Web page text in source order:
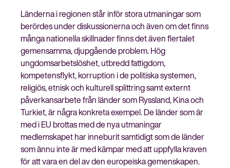
Länderna i regionen står inför stora utmaningar som
berördes under diskussionerna och även om det finns
många nationella skillnader finns det även flertalet
gemensamma, djupgående problem. Hög
ungdomsarbetslöshet, utbredd fattigdom,
kompetensflykt, korruption i de politiska systemen,
religiös, etnisk och kulturell splittring samt externt
påverkansarbete från länder som Ryssland, Kina och
Turkiet, är några konkreta exempel. De länder som är
med i EU brottas med de nya utmaningar
medlemskapet har inneburit samtidigt som de länder
som ännu inte är med kämpar med att uppfylla kraven
för att vara en del av den europeiska gemenskapen.